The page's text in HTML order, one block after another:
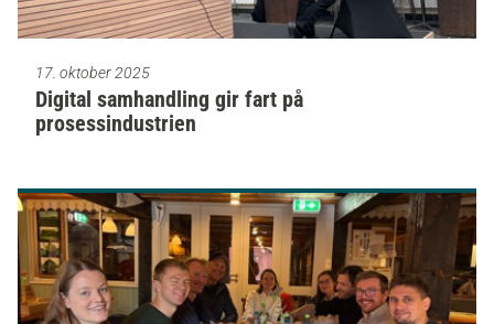
17. oktober 2025
Digital samhandling gir fart på
prosessindustrien